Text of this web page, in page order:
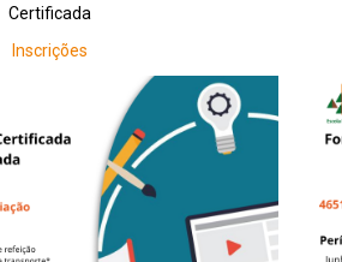
Certificada
Inscrições